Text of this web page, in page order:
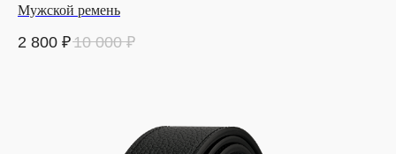
Мужской ремень
2 800 ₽10 000 ₽